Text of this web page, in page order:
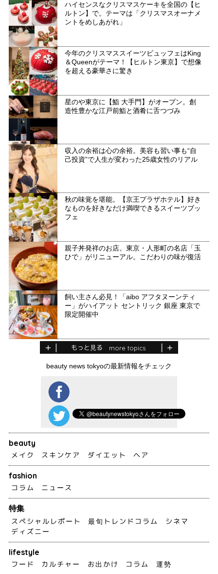
ハイセンスなクリスマスケーキを全国の【ヒ
ルトン】で。テーマは「クリスマスオーナメ
ントをめしあがれ」
今年のクリスマススイーツビュッフェはKing
＆Queenがテーマ！【ヒルトン東京】で想像
を超える豪華さに驚き
星のや東京に【鮨 大手門】がオープン。創
造性豊かな江戸前鮨と酒肴に舌つづみ
収入の余裕は心の余裕。美容も習い事も“自
己投資”で人生が変わった25歳女性のリアル
秋の味覚を堪能。【京王プラザホテル】好き
なものを好きなだけ満喫できるスイーツブッ
フェ
親子丼発祥のお店。東京・人形町の名店「玉
ひで」がリニューアル。こだわりの味が復活
飼い主さん必見！「aibo アフタヌーンティ
ー」がハイアット セントリック 銀座 東京で
限定開催中
もっと見る more topics
beauty news tokyoの最新情報をチェック
beauty
メイク
スキンケア ダイエット ヘア
fashion
コラム
ニュース
特集
スペシャルレポート
最旬トレンドコラム
シネマ
ディズニー
lifestyle
フード
カルチャー お出かけ コラム 運勢